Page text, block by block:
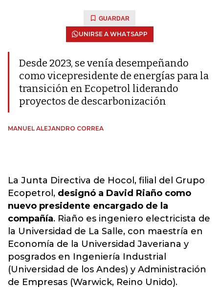
GUARDAR
UNIRSE A WHATSAPP
Desde 2023, se venía desempeñando
como vicepresidente de energías para la
transición en Ecopetrol liderando
proyectos de descarbonización
MANUEL ALEJANDRO CORREA
La Junta Directiva de Hocol, filial del Grupo
Ecopetrol, designó a David Riaño como
nuevo presidente encargado de la
compañía. Riaño es ingeniero electricista de
la Universidad de La Salle, con maestría en
Economía de la Universidad Javeriana y
posgrados en Ingeniería Industrial
(Universidad de los Andes) y Administración
de Empresas (Warwick, Reino Unido).